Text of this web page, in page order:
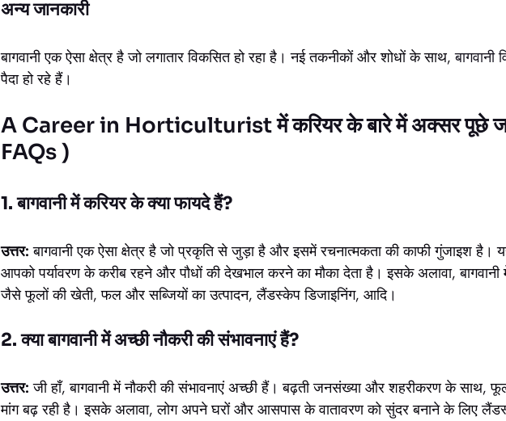
अन्य जानकारी
बागवानी एक ऐसा क्षेत्र है जो लगातार विकसित हो रहा है। नई तकनीकों और शोधों के साथ,
पैदा हो रहे हैं।
A Career in Horticulturist में करियर के बारे में अक्सर पूछे
FAQs )
1. बागवानी में करियर के क्या फायदे हैं?
उत्तर: बागवानी एक ऐसा क्षेत्र है जो प्रकृति से जुड़ा है और इसमें रचनात्मकता की काफी गुंजाइश है।
आपको पर्यावरण के करीब रहने और पौधों की देखभाल करने का मौका देता है। इसके अलावा,
जैसे फूलों की खेती, फल और सब्जियों का उत्पादन, लैंडस्केप डिजाइनिंग, आदि।
2. क्या बागवानी में अच्छी नौकरी की संभावनाएं हैं?
उत्तर: जी हाँ, बागवानी में नौकरी की संभावनाएं अच्छी हैं। बढ़ती जनसंख्या और शहरीकरण के साथ,
मांग बढ़ रही है। इसके अलावा, लोग अपने घरों और आसपास के वातावरण को सुंदर बनाने के लिए